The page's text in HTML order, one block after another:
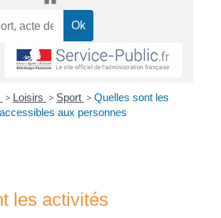
> Loisirs > Sport > Quelles sont les
aux personnes
les activités